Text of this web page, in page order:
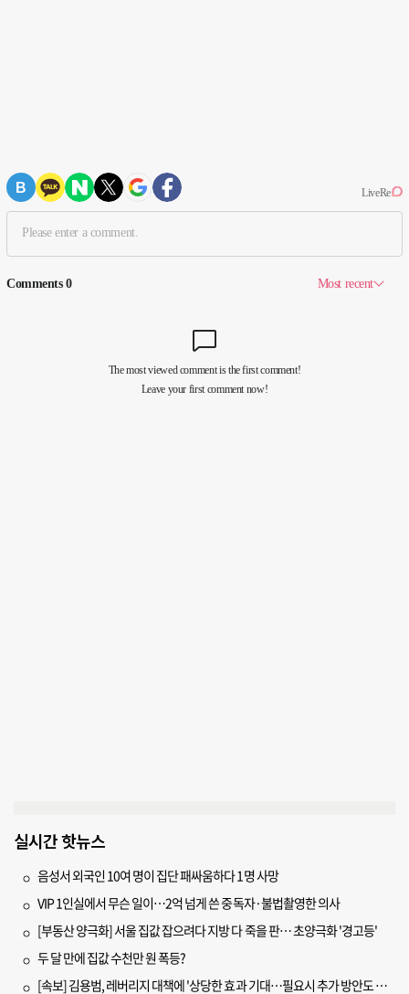
실시간 핫뉴스
음성서 외국인 10여 명이 집단 패싸움하다 1명 사망
VIP 1인실에서 무슨 일이…2억 넘게 쓴 중독자·불법촬영한 의사
[부동산 양극화] 서울 집값 잡으려다 지방 다 죽을 판… 초양극화 '경고등'
두 달 만에 집값 수천만 원 폭등?
[속보] 김용범, 레버리지 대책에 '상당한 효과 기대…필요시 추가 방안도 검토'